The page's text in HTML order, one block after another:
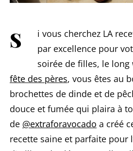
Si vous cherchez LA recette de grillades
par excellence pour
soirée de filles, le long
fête des pères, vous êtes au
brochettes de dinde et de
douce et fumée qui plaira à
de @extraforavocado a créé
recette saine et parfaite pour